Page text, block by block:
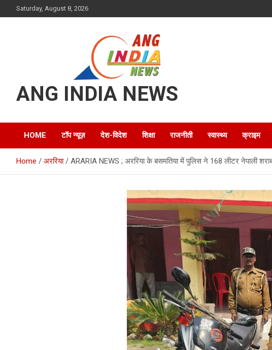
to
Saturday, August 8, 2026
ANG INDIA NEWS
HOME टॉप न्यूज़ देश-विदेश शिक्षा राजनीती स्वास्थ्य क्राइम
Home अररिया ARARIA NEWS ; अररिया के बसमतिया में पुलिस ने 168 लीटर नेपाली